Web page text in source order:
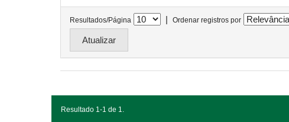
Resultados/Página | Ordenar registros por
Resultado 1-1 de 1.